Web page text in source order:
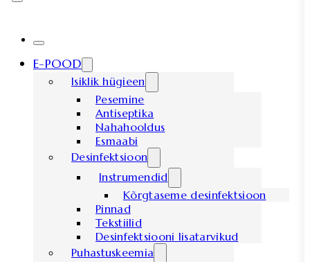
E-POOD
Isiklik hügieen
Pesemine
Antiseptika
Nahahooldus
Esmaabi
Desinfektsioon
Instrumendid
Kõrgtaseme desinfektsioon
Pinnad
Tekstiilid
Desinfektsiooni lisatarvikud
Puhastuskeemia